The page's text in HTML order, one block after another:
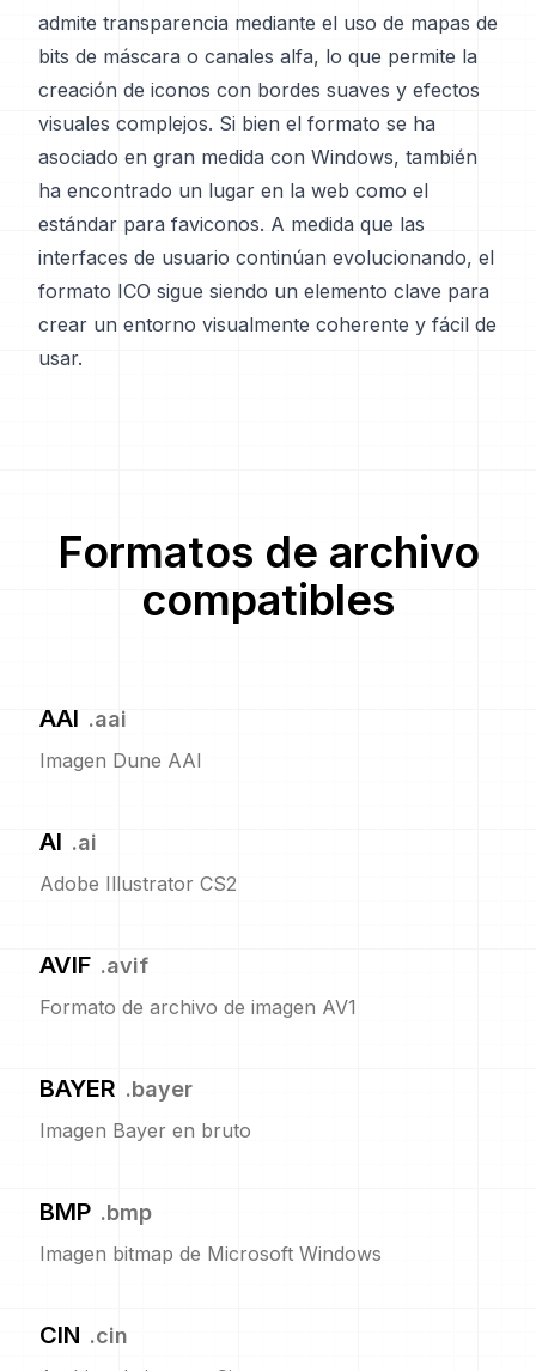
admite transparencia mediante el uso de mapas de
bits de máscara o canales alfa, lo que permite la
creación de iconos con bordes suaves y efectos
visuales complejos. Si bien el formato se ha
asociado en gran medida con Windows, también
ha encontrado un lugar en la web como el
estándar para faviconos. A medida que las
interfaces de usuario continúan evolucionando, el
formato ICO sigue siendo un elemento clave para
crear un entorno visualmente coherente y fácil de
usar.
Formatos de archivo
compatibles
AAI .aai
Imagen Dune AAI
AI .ai
Adobe Illustrator CS2
AVIF .avif
Formato de archivo de imagen AV1
BAYER .bayer
Imagen Bayer en bruto
BMP .bmp
Imagen bitmap de Microsoft Windows
CIN .cin